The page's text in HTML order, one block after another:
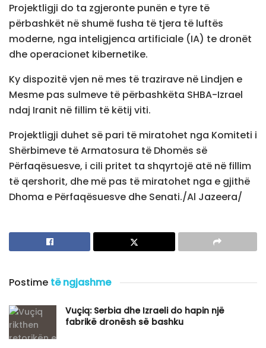
Projektligji do ta zgjeronte punën e tyre të
përbashkët në shumë fusha të tjera të luftës
moderne, nga inteligjenca artificiale (IA) te dronët
dhe operacionet kibernetike.
Ky dispozitë vjen në mes të trazirave në Lindjen e
Mesme pas sulmeve të përbashkëta SHBA-Izrael
ndaj Iranit në fillim të këtij viti.
Projektligji duhet së pari të miratohet nga Komiteti i
Shërbimeve të Armatosura të Dhomës së
Përfaqësuesve, i cili pritet ta shqyrtojë atë në fillim
të qershorit, dhe më pas të miratohet nga e gjithë
Dhoma e Përfaqësuesve dhe Senati./Al Jazeera/
Postime të ngjashme
Vuçiq: Serbia dhe Izraeli do hapin një
fabrikë dronësh së bashku